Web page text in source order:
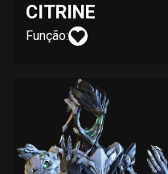
CITRINE
Função: